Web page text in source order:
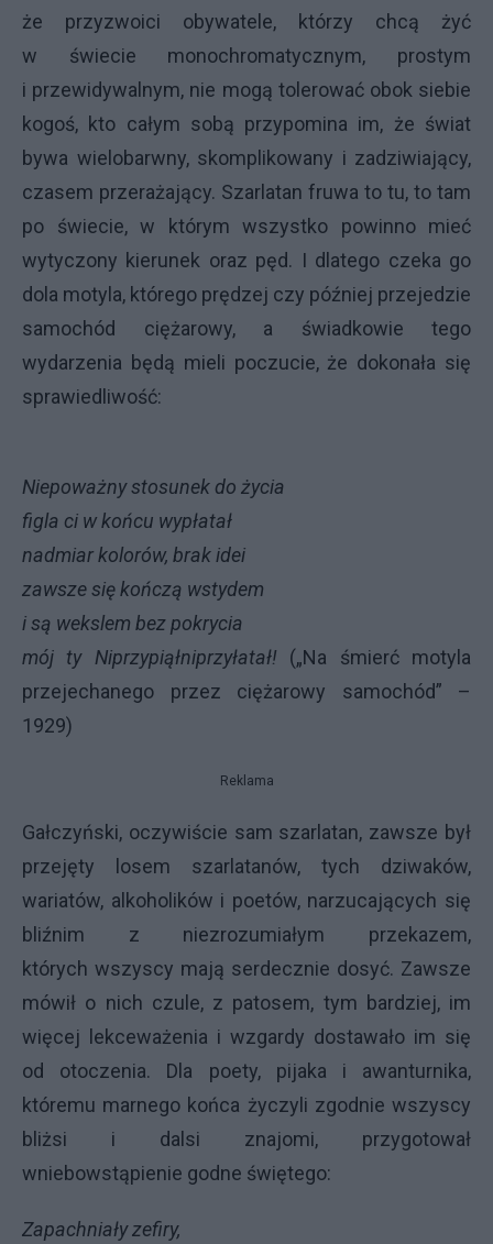
że przyzwoici obywatele, którzy chcą żyć
w świecie monochromatycznym, prostym
i przewidywalnym, nie mogą tolerować obok siebie
kogoś, kto całym sobą przypomina im, że świat
bywa wielobarwny, skomplikowany i zadziwiający,
czasem przerażający. Szarlatan fruwa to tu, to tam
po świecie, w którym wszystko powinno mieć
wytyczony kierunek oraz pęd. I dlatego czeka go
dola motyla, którego prędzej czy później przejedzie
samochód ciężarowy, a świadkowie tego
wydarzenia będą mieli poczucie, że dokonała się
sprawiedliwość:
Niepoważny stosunek do życia
figla ci w końcu wypłatał
nadmiar kolorów, brak idei
zawsze się kończą wstydem
i są wekslem bez pokrycia
mój ty Niprzypiąłniprzyłatał! („Na śmierć motyla
przejechanego przez ciężarowy samochód” –
1929)
Reklama
Gałczyński, oczywiście sam szarlatan, zawsze był
przejęty losem szarlatanów, tych dziwaków,
wariatów, alkoholików i poetów, narzucających się
bliźnim z niezrozumiałym przekazem,
których wszyscy mają serdecznie dosyć. Zawsze
mówił o nich czule, z patosem, tym bardziej, im
więcej lekceważenia i wzgardy dostawało im się
od otoczenia. Dla poety, pijaka i awanturnika,
któremu marnego końca życzyli zgodnie wszyscy
bliżsi i dalsi znajomi, przygotował
wniebowstąpienie godne świętego:
Zapachniały zefiry,